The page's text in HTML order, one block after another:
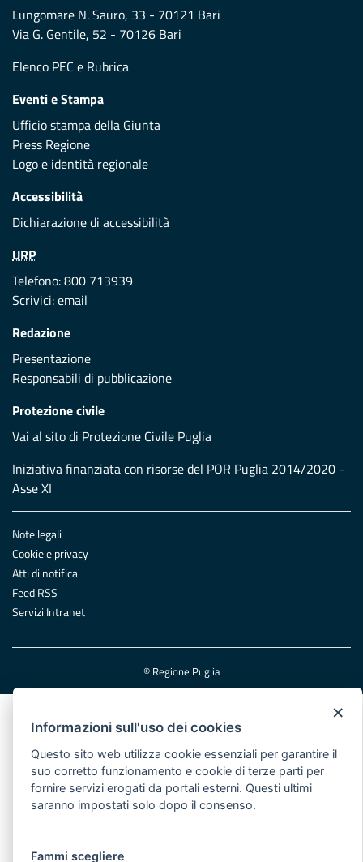
Lungomare N. Sauro, 33 - 70121 Bari
Via G. Gentile, 52 - 70126 Bari
Elenco PEC e Rubrica
Eventi e Stampa
Ufficio stampa della Giunta
Press Regione
Logo e identità regionale
Accessibilità
Dichiarazione di accessibilità
URP
Telefono: 800 713939
Scrivici:email
Redazione
Presentazione
Responsabili di pubblicazione
Protezione civile
Vai al sito di Protezione Civile Puglia
Iniziativa finanziata con risorse del POR Puglia 2014/2020 -
Asse XI
Note legali
Cookie e privacy
Atti di notifica
Feed RSS
Servizi Intranet
© Regione Puglia
×
Informazioni sull'uso dei cookies
Questo sito web utilizza cookie essenziali per garantire il
suo corretto funzionamento e cookie di terze parti per
fornire servizi erogati da portali esterni. Questi ultimi
saranno impostati solo dopo il consenso.
Fammi scegliere